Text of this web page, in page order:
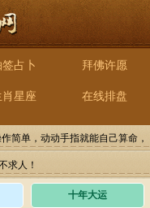
占卜 拜佛许愿
肖星座 在线排盘
简单，动动手指就能自己算命，
求人！
十年大运